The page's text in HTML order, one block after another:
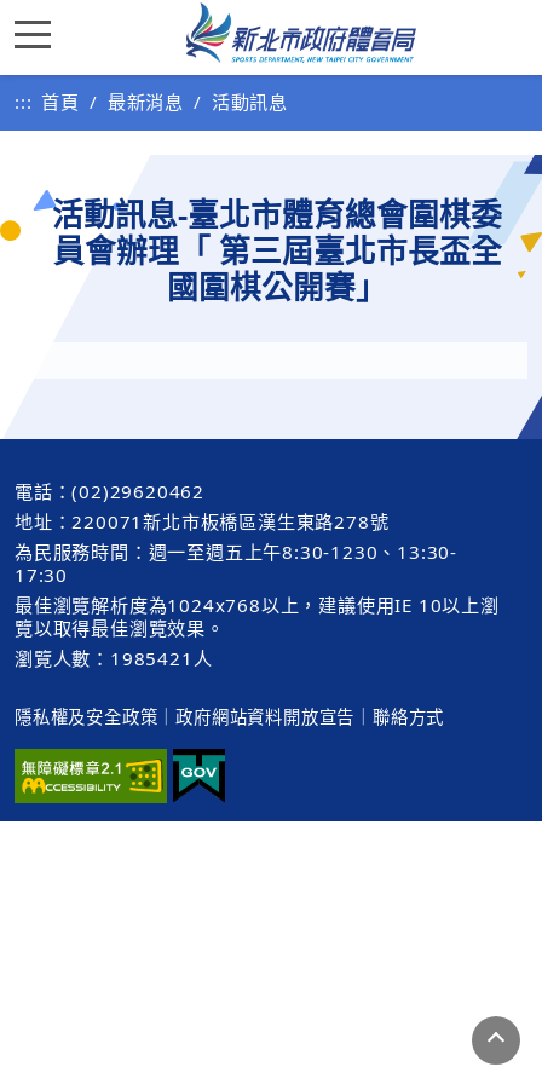
::: 首頁 最新消息 活動訊息
活動訊息-臺北市體育總會圍棋委
員會辦理「 第三屆臺北市長盃全
國圍棋公開賽」
電話：(02)29620462
地址：220071新北市板橋區漢生東路278號
為民服務時間：週一至週五上午8:30-1230、13:30-
17:30
最佳瀏覽解析度為1024x768以上，建議使用IE 10以上瀏
覽以取得最佳瀏覽效果。
瀏覽人數：1985421人
隱私權及安全政策 ｜政府網站資料開放宣告 ｜聯絡方式